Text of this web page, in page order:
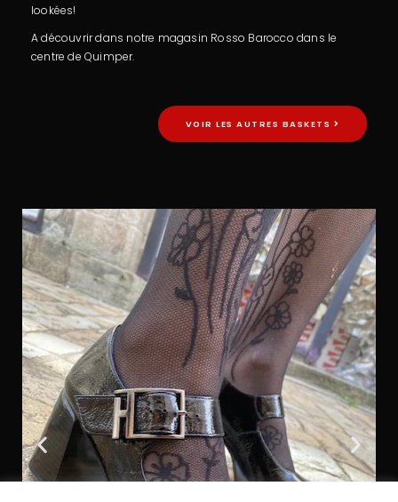
lookées!
A découvrir dans notre magasin Rosso Barocco dans le
centre de Quimper.
VOIR LES AUTRES BASKETS